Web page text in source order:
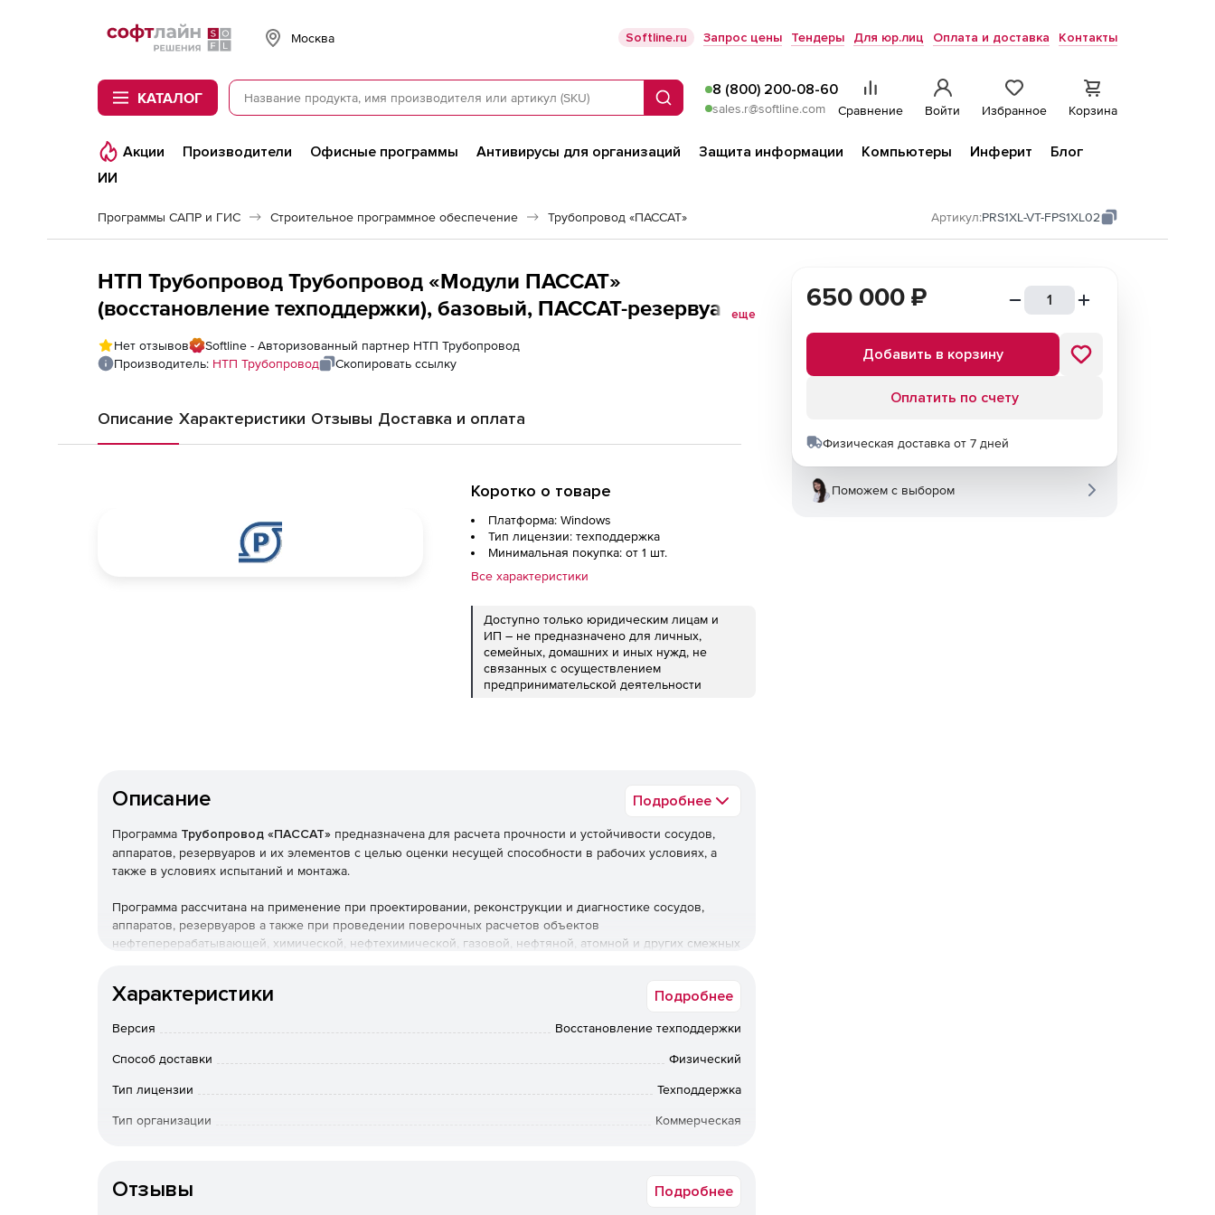
Softline
Москва Softline.ru Запрос цены Тендеры Для юр.лиц Оплата и доставка Контакты
КАТАЛОГ Поиск
8 (800) 200-08-60
sales.r@softline.com Сравнение Войти Избранное Корзина
Акции Производители Офисные программы Антивирусы для организаций Защита информации Компьютеры Инферит
Блог
ИИ
Программы САПР и ГИС Строительное программное обеспечение Трубопровод «ПАССАТ» Артикул:PRS1XL-VT-FPS1XL02
НТП Трубопровод Трубопровод «Модули ПАССАТ»
(восстановление техподдержки), базовый, ПАССАТ-резервуары
+ &quot;Штуцер - МКЭ&quot;, локальное рабочее место
еще
Нет отзывов
Softline - Авторизованный партнер НТП Трубопровод
Производитель: НТП Трубопровод Скопировать ссылку
Описание Характеристики Отзывы Доставка и оплата
Коротко о товаре
Платформа: Windows
Тип лицензии: техподдержка
Минимальная покупка: от 1 шт.
Все характеристики
Доступно только юридическим лицам и
ИП – не предназначено для личных,
семейных, домашних и иных нужд, не
связанных с осуществлением
предпринимательской деятельности
Описание Подробнее
Программа Трубопровод «ПАССАТ» предназначена для расчета прочности и устойчивости сосудов,
аппаратов, резервуаров и их элементов с целью оценки несущей способности в рабочих условиях, а
также в условиях испытаний и монтажа.
Программа рассчитана на применение при проектировании, реконструкции и диагностике сосудов,
аппаратов, резервуаров а также при проведении поверочных расчетов объектов
нефтеперерабатывающей, химической, нефтехимической, газовой, нефтяной, атомной и других смежных
ПАССАТ позволяет рассчитывать различные виды оборудования:
Расчет прочности и устойчивости горизонтальных и вертикальных сосудов и аппаратов по
В базовый модуль включены расчеты элементов сосудов высокого давления (ГОСТ Р 54522, ГОСТ
Характеристики Подробнее
Версия Восстановление техподдержки
Способ доставки Физический
Тип лицензии Техподдержка
Тип организации Коммерческая
Отзывы Подробнее
650 000 ₽
Добавить в корзину
Оплатить по счету
Физическая доставка от 7 дней
Поможем с выбором